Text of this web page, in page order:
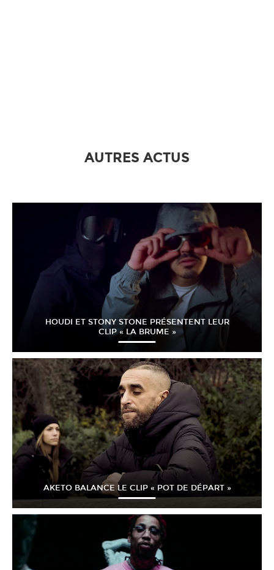
AUTRES ACTUS
HOUDI ET STONY STONE PRÉSENTENT LEUR
CLIP « LA BRUME »
AKETO BALANCE LE CLIP « POT DE DÉPART »